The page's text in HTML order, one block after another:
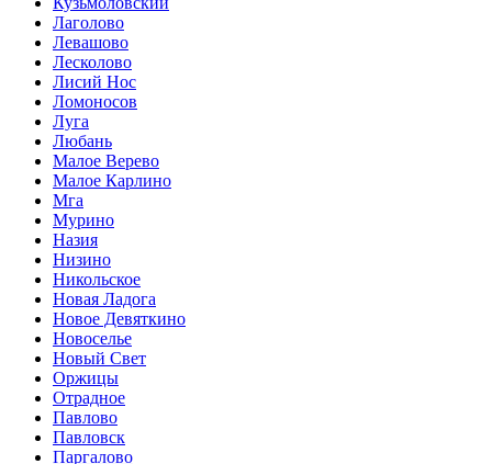
Лаголово
Левашово
Лесколово
Лисий Нос
Ломоносов
Луга
Любань
Малое Верево
Малое Карлино
Мга
Мурино
Назия
Низино
Никольское
Новая Ладога
Новое Девяткино
Новоселье
Новый Свет
Оржицы
Отрадное
Павлово
Павловск
Паргалово